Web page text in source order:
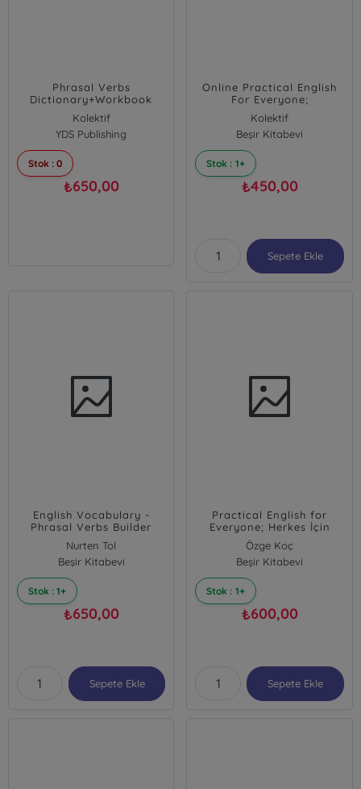
Phrasal Verbs
Dictionary+Workbook
Kolektif
YDS Publishing
Stok : 0
₺650,00
Online Practical English
For Everyone;
(60 Günlük Üyelik Hediye)
Kolektif
Beşir Kitabevi
Stok : 1+
₺450,00
Sepete Ekle
English Vocabulary -
Phrasal Verbs Builder
Nurten Tol
Beşir Kitabevi
Stok : 1+
₺650,00
Sepete Ekle
Practical English for
Everyone; Herkes İçin
Pratik İngilizce
Özge Koç
Beşir Kitabevi
Stok : 1+
₺600,00
Sepete Ekle